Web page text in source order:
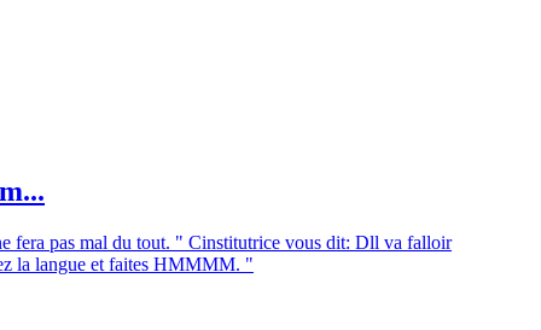
fera pas mal du tout. " Cinstitutrice vous dit: Dll va falloir
la langue et faites HMMMM. "